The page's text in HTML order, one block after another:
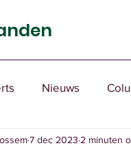
Nieuws
7 dec 2023 2 minuten